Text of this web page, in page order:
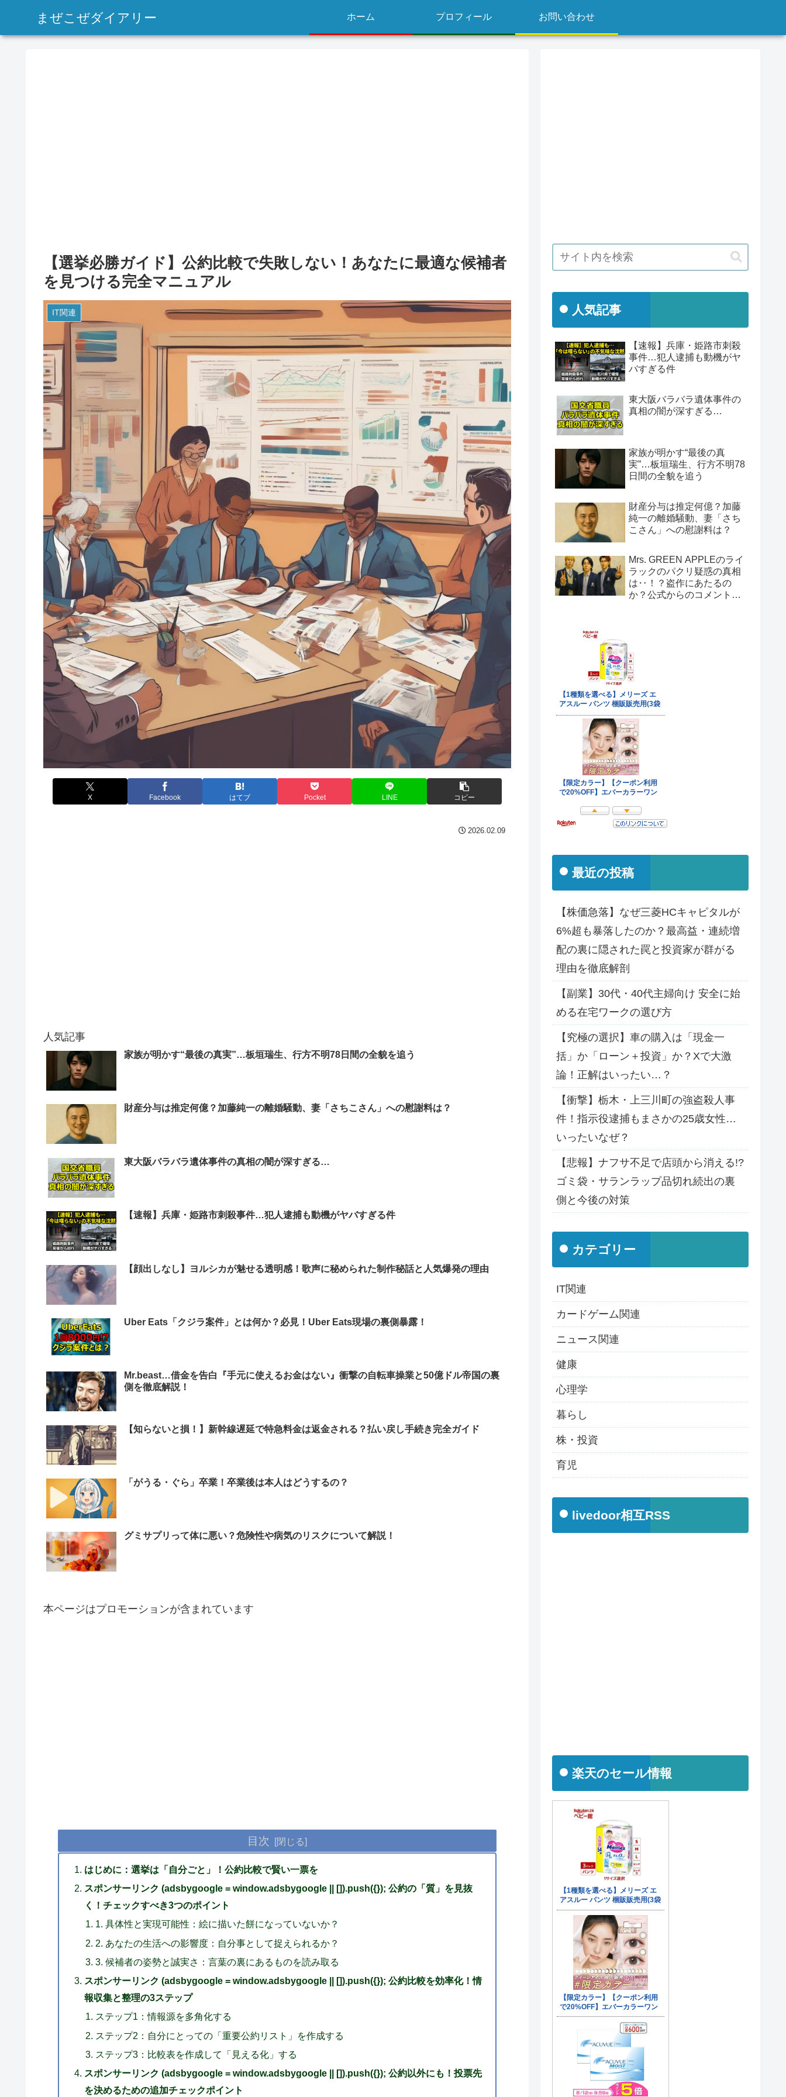
まぜこぜダイアリー ホーム プロフィール お問い合わせ
【選挙必勝ガイド】公約比較で失敗しない！あなたに最適な候補者
を見つける完全マニュアル
IT関連
X Facebook はてブ Pocket LINE コピー
2026.02.09
人気記事
家族が明かす“最後の真実”…板垣瑞生、行方不明78日間の全貌を追う
財産分与は推定何億？加藤純一の離婚騒動、妻「さちこさん」への慰謝料は？
東大阪バラバラ遺体事件の真相の闇が深すぎる…
【速報】兵庫・姫路市刺殺事件…犯人逮捕も動機がヤバすぎる件
【顔出しなし】ヨルシカが魅せる透明感！歌声に秘められた制作秘話と人気爆発の理由
Uber Eats「クジラ案件」とは何か？必見！Uber Eats現場の裏側暴露！
Mr.beast…借金を告白『手元に使えるお金はない』衝撃の自転車操業と50億ドル帝国の裏
側を徹底解説！
【知らないと損！】新幹線遅延で特急料金は返金される？払い戻し手続き完全ガイド
「がうる・ぐら」卒業！卒業後は本人はどうするの？
グミサプリって体に悪い？危険性や病気のリスクについて解説！
本ページはプロモーションが含まれています
目次
はじめに：選挙は「自分ごと」！公約比較で賢い一票を
スポンサーリンク (adsbygoogle = window.adsbygoogle || []).push({}); 公約の「質」を見抜
く！チェックすべき3つのポイント
1. 具体性と実現可能性：絵に描いた餅になっていないか？
2. あなたの生活への影響度：自分事として捉えられるか？
3. 候補者の姿勢と誠実さ：言葉の裏にあるものを読み取る
スポンサーリンク (adsbygoogle = window.adsbygoogle || []).push({}); 公約比較を効率化！情
報収集と整理の3ステップ
ステップ1：情報源を多角化する
ステップ2：自分にとっての「重要公約リスト」を作成する
ステップ3：比較表を作成して「見える化」する
スポンサーリンク (adsbygoogle = window.adsbygoogle || []).push({}); 公約以外にも！投票先
を決めるための追加チェックポイント
人気記事
【速報】兵庫・姫路市刺殺
事件…犯人逮捕も動機がヤ
バすぎる件
東大阪バラバラ遺体事件の
真相の闇が深すぎる…
家族が明かす“最後の真
実”…板垣瑞生、行方不明78
日間の全貌を追う
財産分与は推定何億？加藤
純一の離婚騒動、妻「さち
こさん」への慰謝料は？
Mrs. GREEN APPLEのライ
ラックのパクリ疑惑の真相
は‥！？盗作にあたるの
か？公式からのコメント
最近の投稿
【株価急落】なぜ三菱HCキャピタルが
6%超も暴落したのか？最高益・連続増
配の裏に隠された罠と投資家が群がる
理由を徹底解剖
【副業】30代・40代主婦向け 安全に始
める在宅ワークの選び方
【究極の選択】車の購入は「現金一
括」か「ローン＋投資」か？Xで大激
論！正解はいったい…？
【衝撃】栃木・上三川町の強盗殺人事
件！指示役逮捕もまさかの25歳女性…
いったいなぜ？
【悲報】ナフサ不足で店頭から消える!?
ゴミ袋・サランラップ品切れ続出の裏
側と今後の対策
カテゴリー
IT関連
カードゲーム関連
ニュース関連
健康
心理学
暮らし
株・投資
育児
livedoor相互RSS
楽天のセール情報